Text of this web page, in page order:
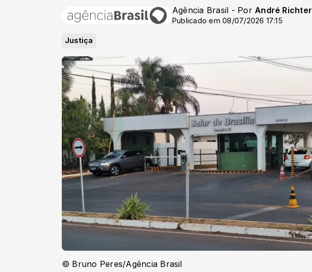
Agência Brasil - PorAndré Richter
Publicado em 08/07/2026 17:15
Justiça
© Bruno Peres/Agência Brasil